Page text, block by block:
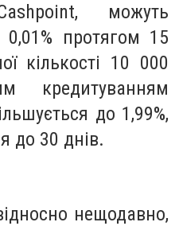
можуть
протягом 15
кількості 10 000
кредитуванням
до 1,99%,
до 30 днів.
нещодавно,